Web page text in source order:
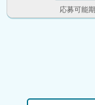
応募可能